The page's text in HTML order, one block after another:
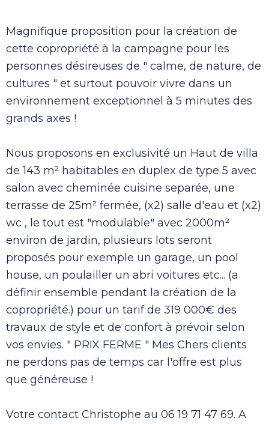
Magnifique proposition pour la création de
cette copropriété à la campagne pour les
personnes désireuses de " calme, de nature, de
cultures " et surtout pouvoir vivre dans un
environnement exceptionnel à 5 minutes des
grands axes !
Nous proposons en exclusivité un Haut de villa
de 143 m² habitables en duplex de type 5 avec
salon avec cheminée cuisine separée, une
terrasse de 25m² fermée, (x2) salle d'eau et (x2)
wc , le tout est "modulable" avec 2000m²
environ de jardin, plusieurs lots seront
proposés pour exemple un garage, un pool
house, un poulailler un abri voitures etc... (a
définir ensemble pendant la création de la
copropriété.) pour un tarif de 319 000€ des
travaux de style et de confort à prévoir selon
vos envies. " PRIX FERME " Mes Chers clients
ne perdons pas de temps car l'offre est plus
que généreuse !
Votre contact Christophe au 06 19 71 47 69. A